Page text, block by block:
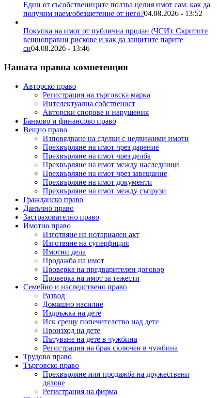
Един от съсобствениците ползва целия имот сам: как да
получим наем/обезщетение от него?04.08.2026 - 13:52
Покупка на имот от публична продан (ЧСИ): Скритите
вещноправни рискове и как да защитите парите
си04.08.2026 - 13:46
Нашата правна компетенция
Авторско право
Регистрация на търговска марка
Интелектуална собственост
Авторски спорове и нарушения
Банково и финансово право
Вещно право
Изповядване на сделки с недвижими имоти
Прехвърляне на имот чрез дарение
Прехвърляне на имот чрез делба
Прехвърляне на имот между наследници
Прехвърляне на имот чрез завещание
Прехвърляне на имот документи
Прехвърляне на имот между съпрузи
Гражданско право
Данъчно право
Застрахователно право
Имотно право
Изготвяне на нотариален акт
Изготвяне на суперфиция
Имотни дела
Продажба на имот
Проверка на предварителен договор
Проверка на имот за тежести
Семейно и наследствено право
Развод
Домашно насилие
Издръжка на дете
Иск срещу попечителство над дете
Произход на дете
Пътуване на дете в чужбина
Регистрация на брак сключен в чужбина
Трудово право
Търговско право
Прехвърляне или продажба на дружествени
дялове
Регистрация на фирма